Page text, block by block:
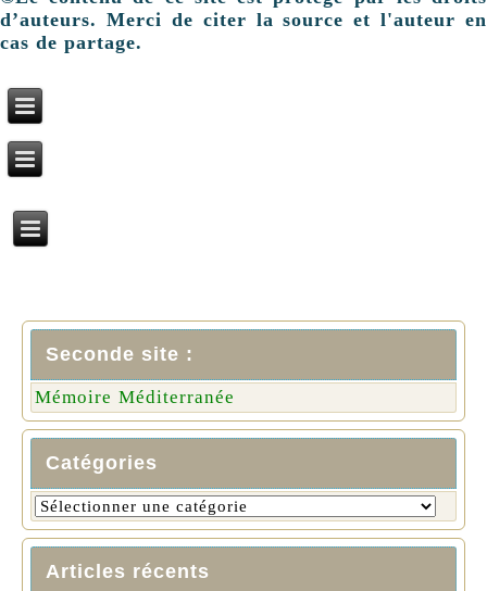
d’auteurs. Merci de citer la source et l'auteur en
cas de partage.
Seconde site :
Mémoire Méditerranée
Catégories
Articles récents